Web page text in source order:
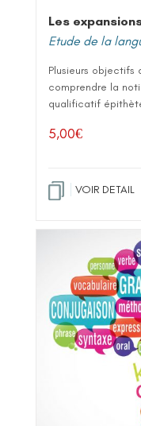
Les
Etude de la
Plusieurs
comprendre la
qualificatif
5,00€
VOIR DETAIL